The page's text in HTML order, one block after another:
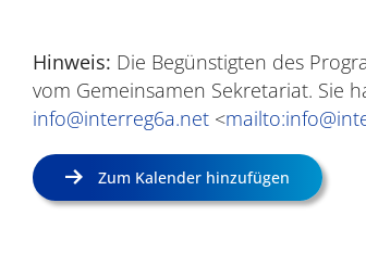
Hinweis: Die Begünstigten des
vom Gemeinsamen Sekretariat. Sie
info@interreg6a.net <
Zum Kalender hinzufügen